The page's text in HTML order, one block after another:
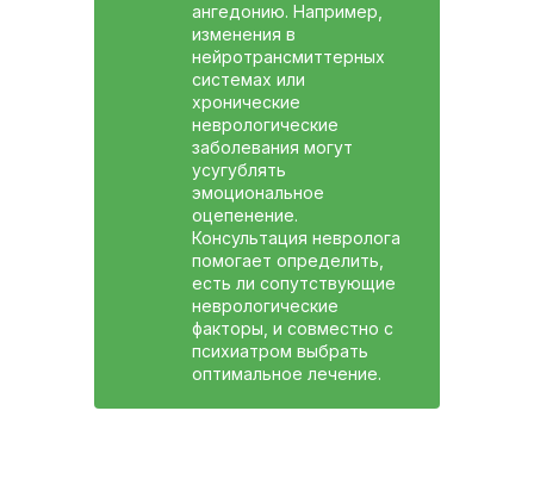
ангедонию. Например,
изменения в
нейротрансмиттерных
системах или
хронические
неврологические
заболевания могут
усугублять
эмоциональное
оцепенение.
Консультация невролога
помогает определить,
есть ли сопутствующие
неврологические
факторы, и совместно с
психиатром выбрать
оптимальное лечение.